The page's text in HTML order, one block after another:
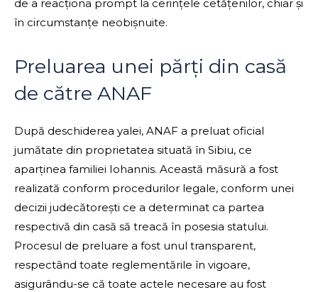
de a reacționa prompt la cerințele cetățenilor, chiar și
în circumstanțe neobișnuite.
Preluarea unei părți din casă
de către ANAF
După deschiderea yalei, ANAF a preluat oficial
jumătate din proprietatea situată în Sibiu, ce
aparținea familiei Iohannis. Această măsură a fost
realizată conform procedurilor legale, conform unei
decizii judecătorești ce a determinat ca partea
respectivă din casă să treacă în posesia statului.
Procesul de preluare a fost unul transparent,
respectând toate reglementările în vigoare,
asigurându-se că toate actele necesare au fost